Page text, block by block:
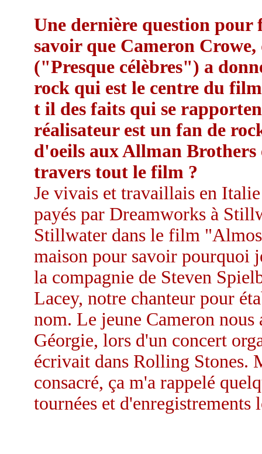
Une dernière question pour
savoir que Cameron
("Presque célèbres") a
rock qui est le centre du
t il des faits qui se
réalisateur est un fan de
d'oeils aux Allman
travers tout le film ?
Je vivais et travaillais en
payés par Dreamworks à
Stillwater dans le film
maison pour savoir pourquoi
la compagnie de Steven
Lacey, notre chanteur pour
nom. Le jeune Cameron nous
Géorgie, lors d'un concert
écrivait dans Rolling Stones.
consacré, ça m'a rappelé
tournées et d'enregistrements